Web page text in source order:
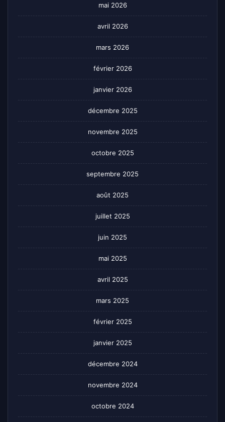
mai 2026
avril 2026
mars 2026
février 2026
janvier 2026
décembre 2025
novembre 2025
octobre 2025
septembre 2025
août 2025
juillet 2025
juin 2025
mai 2025
avril 2025
mars 2025
février 2025
janvier 2025
décembre 2024
novembre 2024
octobre 2024